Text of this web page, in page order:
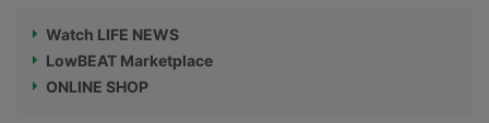
Watch LIFE NEWS
LowBEAT Marketplace
ONLINE SHOP